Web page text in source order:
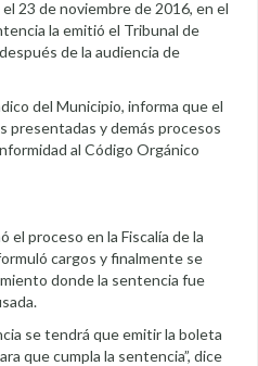
23 de noviembre de 2016, en el
la emitió el Tribunal de
de la audiencia de
del Municipio, informa que el
presentadas y demás procesos
al Código Orgánico
el proceso en la Fiscalía de la
cargos y finalmente se
donde la sentencia fue
se tendrá que emitir la boleta
que cumpla la sentencia”, dice